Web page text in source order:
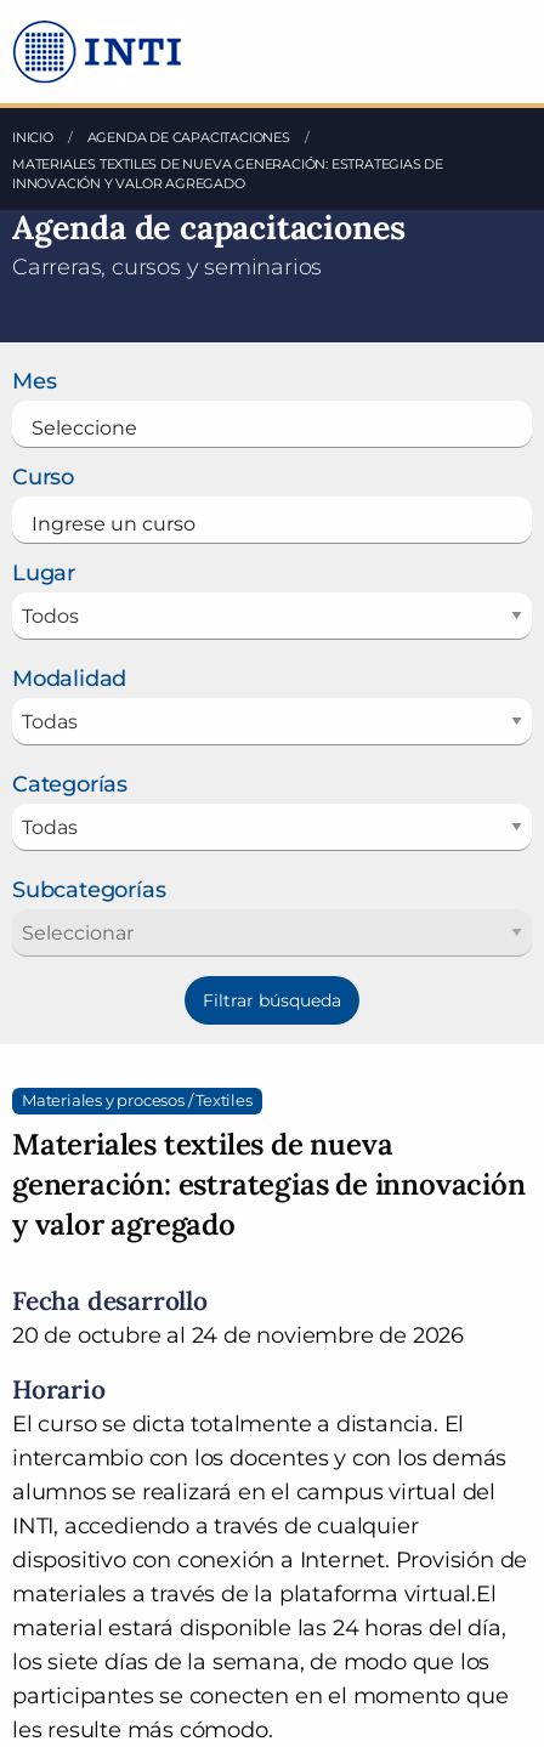
Saltea al Contenido principal
INICIO
AGENDA DE CAPACITACIONES
ACTUAL:
MATERIALES TEXTILES DE NUEVA GENERACIÓN: ESTRATEGIAS DE
INNOVACIÓN Y VALOR AGREGADO
Agenda de capacitaciones
Carreras, cursos y seminarios
Buscar un curso
Mes
Curso
Lugar
Modalidad
Categorías
Subcategorías
Materiales y procesos / Textiles
Materiales textiles de nueva
generación: estrategias de innovación
y valor agregado
Fecha desarrollo
20 de octubre al 24 de noviembre de 2026
Horario
El curso se dicta totalmente a distancia. El
intercambio con los docentes y con los demás
alumnos se realizará en el campus virtual del
INTI, accediendo a través de cualquier
dispositivo con conexión a Internet. Provisión de
materiales a través de la plataforma virtual.El
material estará disponible las 24 horas del día,
los siete días de la semana, de modo que los
participantes se conecten en el momento que
les resulte más cómodo.